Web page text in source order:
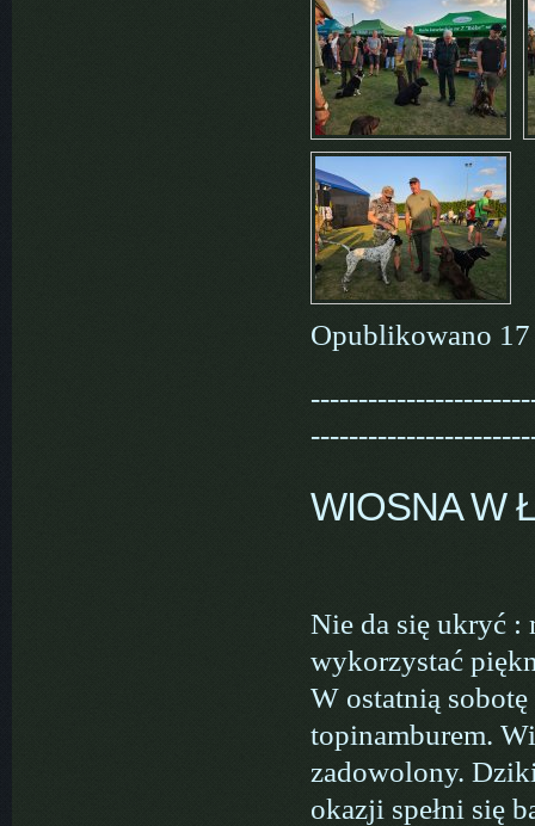
Opublikowano
WIOSNA W
Nie da się ukryć :
wykorzystać
W ostatnią
topinamburem.
zadowolony.
okazji spełni się